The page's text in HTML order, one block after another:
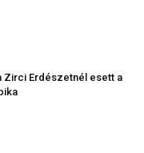
Zirci Erdészetnél esett a